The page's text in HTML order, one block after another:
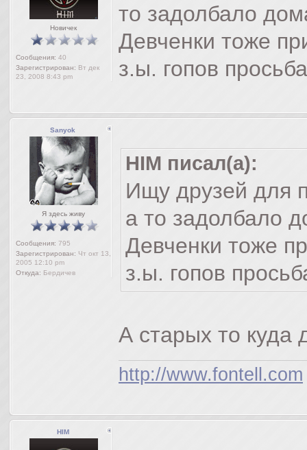
Новичек
Сообщения: 40
Зарегистрирован: Вт дек
23, 2008 8:43 pm
то задолбало
Девченки тоже
з.ы. гопов
Sanyok
Я здесь живу
Сообщения: 795
Зарегистрирован: Чт окт 13,
2005 12:10 pm
Откуда: Бердичев
HIM писал(а):
Ищу друзей для
а то задолбало
Девченки тоже
з.ы. гопов
А старых то куда
http://www.fontell.com
HIM